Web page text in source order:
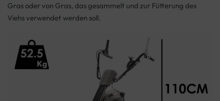
Gras oder von Gras, das gesammelt und zur Fütterung des
Viehs verwendet werden soll.